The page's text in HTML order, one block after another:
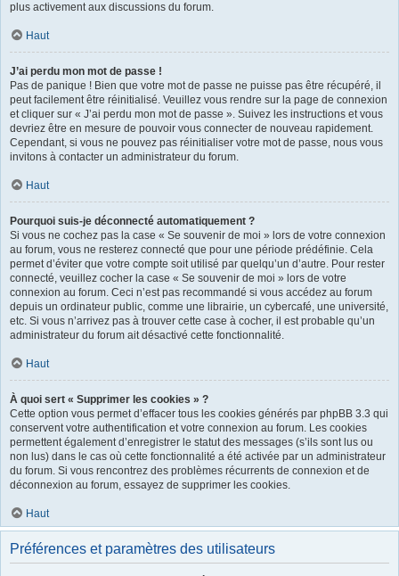
plus activement aux discussions du forum.
Haut
J’ai perdu mon mot de passe !
Pas de panique ! Bien que votre mot de passe ne puisse pas être récupéré, il
peut facilement être réinitialisé. Veuillez vous rendre sur la page de connexion
et cliquer sur « J’ai perdu mon mot de passe ». Suivez les instructions et vous
devriez être en mesure de pouvoir vous connecter de nouveau rapidement.
Cependant, si vous ne pouvez pas réinitialiser votre mot de passe, nous vous
invitons à contacter un administrateur du forum.
Haut
Pourquoi suis-je déconnecté automatiquement ?
Si vous ne cochez pas la case « Se souvenir de moi » lors de votre connexion
au forum, vous ne resterez connecté que pour une période prédéfinie. Cela
permet d’éviter que votre compte soit utilisé par quelqu’un d’autre. Pour rester
connecté, veuillez cocher la case « Se souvenir de moi » lors de votre
connexion au forum. Ceci n’est pas recommandé si vous accédez au forum
depuis un ordinateur public, comme une librairie, un cybercafé, une université,
etc. Si vous n’arrivez pas à trouver cette case à cocher, il est probable qu’un
administrateur du forum ait désactivé cette fonctionnalité.
Haut
À quoi sert « Supprimer les cookies » ?
Cette option vous permet d’effacer tous les cookies générés par phpBB 3.3 qui
conservent votre authentification et votre connexion au forum. Les cookies
permettent également d’enregistrer le statut des messages (s’ils sont lus ou
non lus) dans le cas où cette fonctionnalité a été activée par un administrateur
du forum. Si vous rencontrez des problèmes récurrents de connexion et de
déconnexion au forum, essayez de supprimer les cookies.
Haut
Préférences et paramètres des utilisateurs